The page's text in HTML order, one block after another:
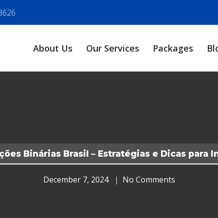
About Us Our Services Packages
Binárias Brasil – Estratégias e Dicas para
December 7, 2024 No Comments